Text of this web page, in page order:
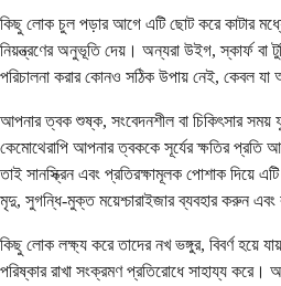
কিছু লোক চুল পড়ার আগে এটি ছোট করে কাটার
নিয়ন্ত্রণের অনুভূতি দেয়। অন্যরা উইগ, স্কার্ফ বা
পরিচালনা করার কোনও সঠিক উপায় নেই, কেবল
আপনার ত্বক শুষ্ক, সংবেদনশীল বা চিকিৎসার সময়
কেমোথেরাপি আপনার ত্বককে সূর্যের ক্ষতির প্রতি
তাই সানস্ক্রিন এবং প্রতিরক্ষামূলক পোশাক দিয়ে
মৃদু, সুগন্ধি-মুক্ত ময়েশ্চারাইজার ব্যবহার করুন
কিছু লোক লক্ষ্য করে তাদের নখ ভঙ্গুর, বিবর্ণ হয়ে
পরিষ্কার রাখা সংক্রমণ প্রতিরোধে সাহায্য করে।